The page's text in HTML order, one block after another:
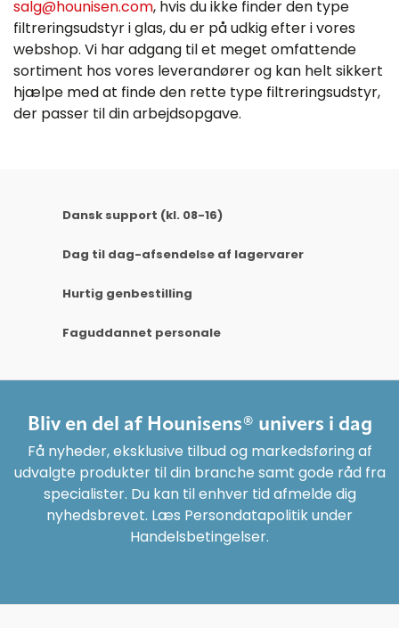
salg@hounisen.com, hvis du ikke finder den type
filtreringsudstyr i glas, du er på udkig efter i vores
webshop. Vi har adgang til et meget omfattende
sortiment hos vores leverandører og kan helt sikkert
hjælpe med at finde den rette type filtreringsudstyr,
der passer til din arbejdsopgave.
Dansk support (kl. 08-16)
Dag til dag-afsendelse af lagervarer
Hurtig genbestilling
Faguddannet personale
Bliv en del af Hounisens® univers i dag
Få nyheder, eksklusive tilbud og markedsføring af
udvalgte produkter til din branche samt gode råd fra
specialister. Du kan til enhver tid afmelde dig
nyhedsbrevet. Læs Persondatapolitik under
Handelsbetingelser.